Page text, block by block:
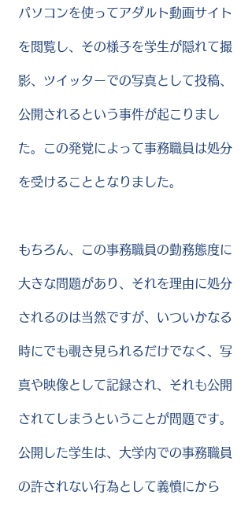
パソコンを使ってアダルト動画サイト
を閲覧し、その様子を学生が隠れて撮
影、ツイッターでの写真として投稿、
公開されるという事件が起こりまし
た。この発覚によって事務職員は処分
を受けることとなりました。
もちろん、この事務職員の勤務態度に
大きな問題があり、それを理由に処分
されるのは当然ですが、いついかなる
時にでも覗き見られるだけでなく、写
真や映像として記録され、それも公開
されてしまうということが問題です。
公開した学生は、大学内での事務職員
の許されない行為として義憤にから